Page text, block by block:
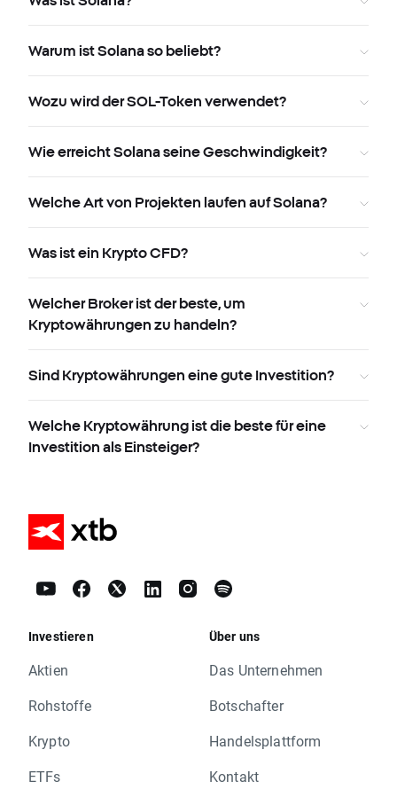
Warum ist Solana so beliebt?
Wozu wird der SOL-Token verwendet?
Wie erreicht Solana seine Geschwindigkeit?
Welche Art von Projekten laufen auf Solana?
Was ist ein Krypto CFD?
Welcher Broker ist der beste, um
Kryptowährungen zu handeln?
Sind Kryptowährungen eine gute Investition?
Welche Kryptowährung ist die beste für eine
Investition als Einsteiger?
Investieren
Aktien
Rohstoffe
Krypto
ETFs
Über uns
Das Unternehmen
Botschafter
Handelsplattform
Kontakt